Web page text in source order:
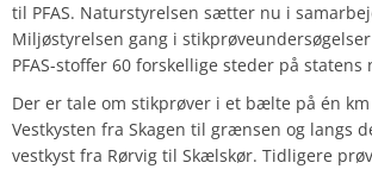
til PFAS. Naturstyrelsen sætter nu i
Miljøstyrelsen gang i
PFAS-stoffer 60 forskellige steder på
Der er tale om stikprøver i et bælte på én
Vestkysten fra Skagen til grænsen og langs
vestkyst fra Rørvig til Skælskør. Tidligere